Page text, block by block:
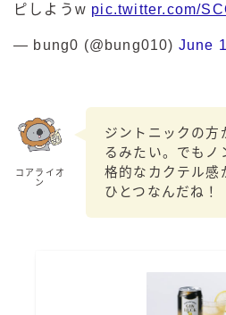
ピしようw pic.twitter.com/
— bung0 (@bung010) June
コアライオ
ン
ジントニックの方
るみたい。でもノ
格的なカクテル感
ひとつなんだね！